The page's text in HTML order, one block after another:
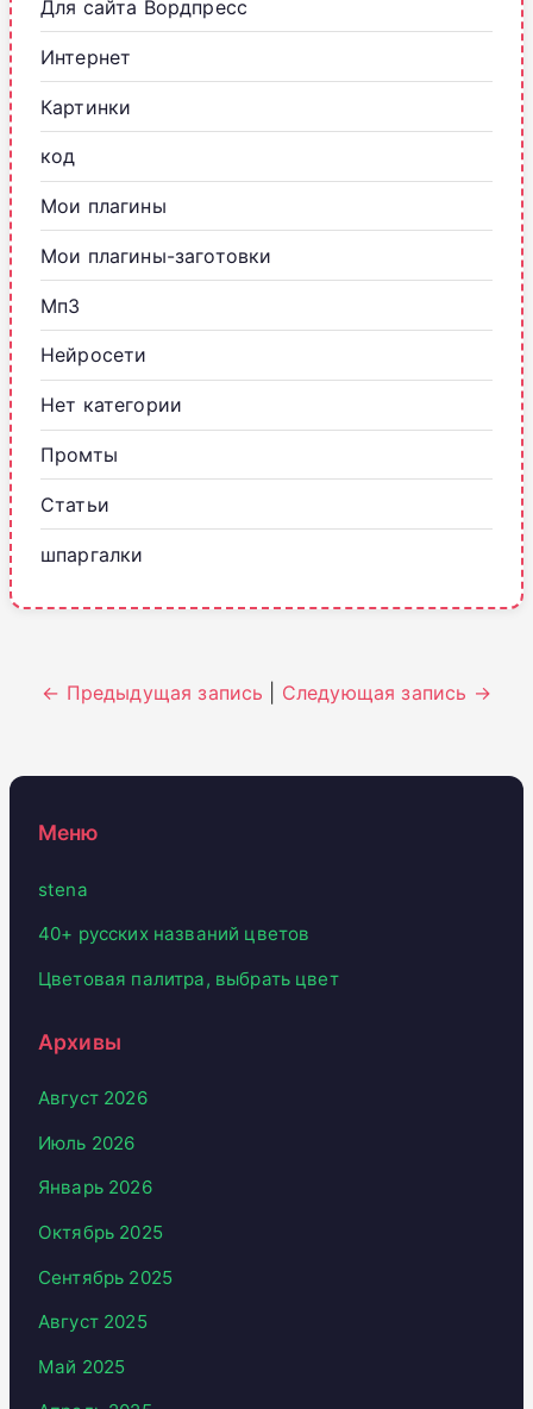
Для сайта Вордпресс
Интернет
Картинки
код
Мои плагины
Мои плагины-заготовки
Мп3
Нейросети
Нет категории
Промты
Статьи
шпаргалки
← Предыдущая запись Следующая запись →
Меню
stena
40+ русских названий цветов
Цветовая палитра, выбрать цвет
Архивы
Август 2026
Июль 2026
Январь 2026
Октябрь 2025
Сентябрь 2025
Август 2025
Май 2025